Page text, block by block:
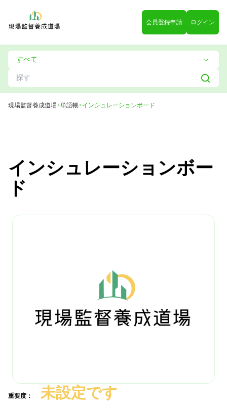
会員登録申請 ログイン
現場監督養成道場>単語帳>インシュレーションボード
インシュレーションボー
ド
重要度： 未設定です